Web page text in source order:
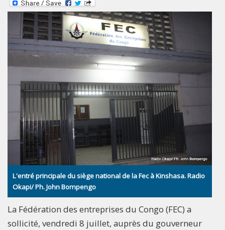
L'entré principale du siège national de la Fec à Kinshasa. Radio
Okapi/ Ph. John Bompengo
La Fédération des entreprises du Congo (FEC) a
sollicité, vendredi 8 juillet, auprès du gouverneur